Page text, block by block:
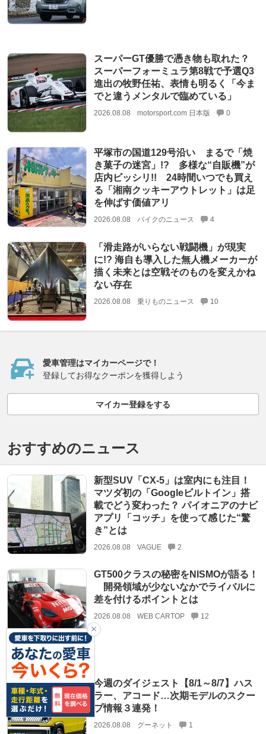
スーパーGT優勝で憑き物も取れた？
スーパーフォーミュラ第8戦で予選Q3
進出の牧野任祐、表情も明るく「今ま
でと違うメンタルで臨めている」
2026.08.08 motorsport.com 日本版 0
平塚市の国道129号沿い まるで「焼
き菓子の迷宮」!? 多様な“自販機”が
店内ビッシリ!! 24時間いつでも買え
る「湘南クッキーアウトレット」は足
を伸ばす価値アリ
2026.08.08 バイクのニュース 4
「滑走路がいらない戦闘機」が現実
に!? 海自も導入した無人機メーカーが
描く未来とは空戦そのものを変えかね
ない存在
2026.08.08 乗りものニュース 10
愛車管理はマイカーページで！
登録してお得なクーポンを獲得しよう
マイカー登録をする
おすすめのニュース
新型SUV「CX-5」は室内にも注目！
マツダ初の「Googleビルトイン」搭
載でどう変わった？ パイオニアのナビ
アプリ「コッチ」を使って感じた“驚
き”とは
2026.08.08 VAGUE 2
GT500クラスの秘密をNISMOが語る！
開発領域が少ないなかでライバルに
差を付けるポイントとは
2026.08.08 WEB CARTOP 12
今週のダイジェスト【8/1～8/7】ハス
ラー、アコード…次期モデルのスクー
プ情報３連発！
2026.08.08 グーネット 1